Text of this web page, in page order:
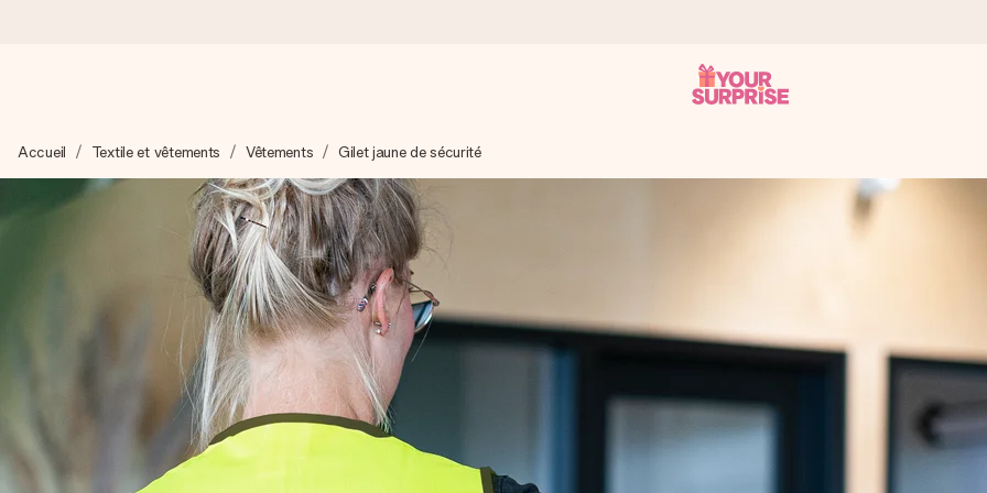
Nous préparons votre cadeau avec attention et l’envoyons en un éclair – pour que vous puissiez l’offrir au bon moment, quand
4,8 (sur la base de +15 000 avis)
Nos cadeaux sont appréciés. Les clients nous attribuent une note de 4,8 sur Google Reviews (total de tous les pays où nous
Carte de vœux gratuite
Créez quelque chose d’unique en quelques étapes – avec son prénom, votre photo ou un message qui touche le cœur. Sans
Accueil Textile et vêtements Vêtements Gilet jaune de sécurité